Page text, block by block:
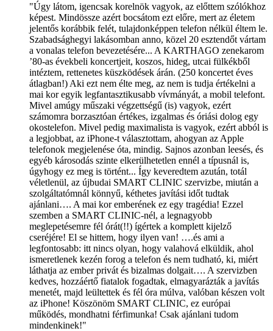
"Úgy látom, igencsak korelnök vagyok, az előttem szólókhoz
képest. Mindössze azért bocsátom ezt előre, mert az életem
jelentős korábbik felét, tulajdonképpen telefon nélkül éltem le.
Szabadsághegyi lakásomban anno, közel 20 esztendőt vártam
a vonalas telefon bevezetésére... A KARTHAGO zenekarom
’80-as évekbeli koncertjeit, koszos, hideg, utcai fülkékből
intéztem, rettenetes küszködések árán. (250 koncertet éves
átlagban!) Aki ezt nem élte meg, az nem is tudja értékelni a
mai kor egyik legfantasztikusabb vívmányát, a mobil telefont.
Mivel amúgy műszaki végzettségű (is) vagyok, ezért
számomra borzasztóan értékes, izgalmas és óriási dolog egy
okostelefon. Mivel pedig maximalista is vagyok, ezért abból is
a legjobbat, az iPhone-t választottam, ahogyan az Apple
telefonok megjelenése óta, mindig. Sajnos azonban leesés, és
egyéb károsodás szinte elkerülhetetlen ennél a típusnál is,
úgyhogy ez meg is történt... Így keveredtem azután, totál
véletlenül, az újbudai SMART CLINIC szervizbe, miután a
szolgáltatómnál könnyű, kéthetes javítási időt tudtak
ajánlani…. A mai kor emberének ez egy tragédia! Ezzel
szemben a SMART CLINIC-nél, a legnagyobb
meglepetésemre fél órát(!!) ígértek a komplett kijelző
cseréjére! El se hittem, hogy ilyen van! ….és ami a
legfontosabb: itt nincs olyan, hogy valahová elküldik, ahol
ismeretlenek kezén forog a telefon és nem tudható, ki, miért
láthatja az ember privát és bizalmas dolgait…. A szervizben
kedves, hozzáértő fiatalok fogadtak, elmagyarázták a javítás
menetét, majd leültettek és fél óra múlva, valóban készen volt
az iPhone! Köszönöm SMART CLINIC, ez európai
működés, mondhatni férfimunka! Csak ajánlani tudom
mindenkinek!"